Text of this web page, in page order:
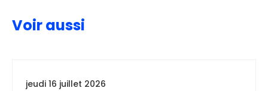
Voir aussi
jeudi 16 juillet 2026